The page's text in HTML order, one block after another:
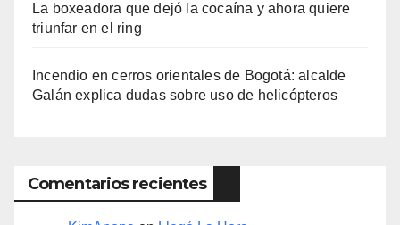
La boxeadora que dejó la cocaína y ahora quiere
triunfar en el ring​
Incendio en cerros orientales de Bogotá: alcalde
Galán explica dudas sobre uso de helicópteros
Comentarios recientes